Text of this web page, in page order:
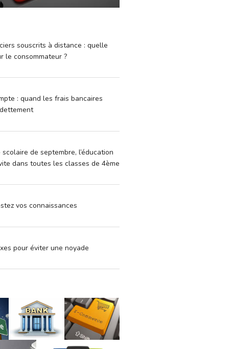
souscrits à distance : quelle
le consommateur ?
: quand les frais bancaires
de septembre, l’éducation
dans toutes les classes de 4ème
vos connaissances
pour éviter une noyade